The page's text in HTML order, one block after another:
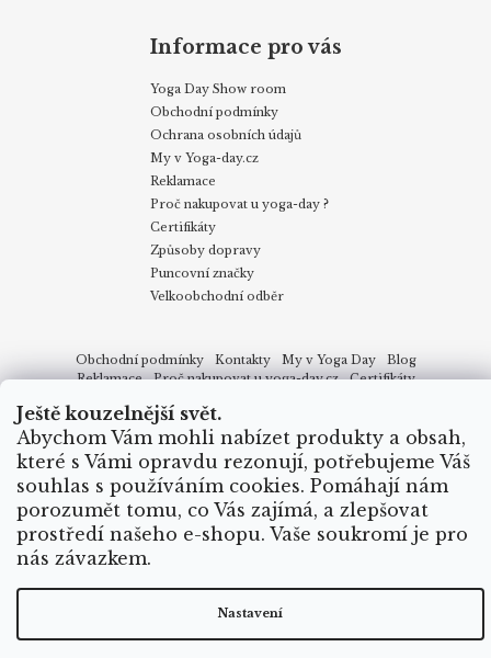
Ještě kouzelnější svět.
Abychom Vám mohli nabízet produkty a obsah,
které s Vámi opravdu rezonují, potřebujeme Váš
souhlas s používáním cookies. Pomáhají nám
porozumět tomu, co Vás zajímá, a zlepšovat
prostředí našeho e-shopu. Vaše soukromí je pro
nás závazkem.
Nastavení
Informace pro vás
Yoga Day Show room
Obchodní podmínky
Ochrana osobních údajů
My v Yoga-day.cz
Reklamace
Proč nakupovat u yoga-day ?
Certifikáty
Způsoby dopravy
Puncovní značky
Velkoobchodní odběr
Obchodní podmínky Kontakty My v Yoga Day
Blog
Reklamace
Proč nakupovat u yoga-day.cz
Certifikáty
Vytvořil Shoptet
Copyright 2026 Yoga Day. Všechna práva vyhrazena.